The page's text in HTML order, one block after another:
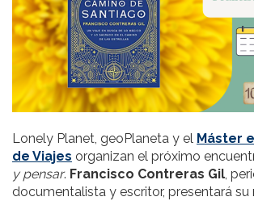
Lonely Planet, geoPlaneta y el Máster
de Viajes organizan el próximo
y pensar. Francisco Contreras Gil,
documentalista y escritor, presentará su